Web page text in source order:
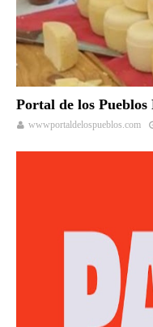
Portal de los
wwwportaldelospueblos.com